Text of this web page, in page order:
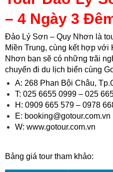
– 4 Ngày 3
Đảo Lý Sơn – Quy Nhơn là
Miền Trung, cùng kết hợp với
Nhơn bạn sẽ có những trãi
chuyến đi du lịch biển cùng
A: 268 Phan Bội Châu,
T: 025 6655 0999 – 025
H: 0909 665 579 – 0978
E: booking@gotour.com.vn
W: www.gotour.com.vn
Bảng giá tour tham khảo: